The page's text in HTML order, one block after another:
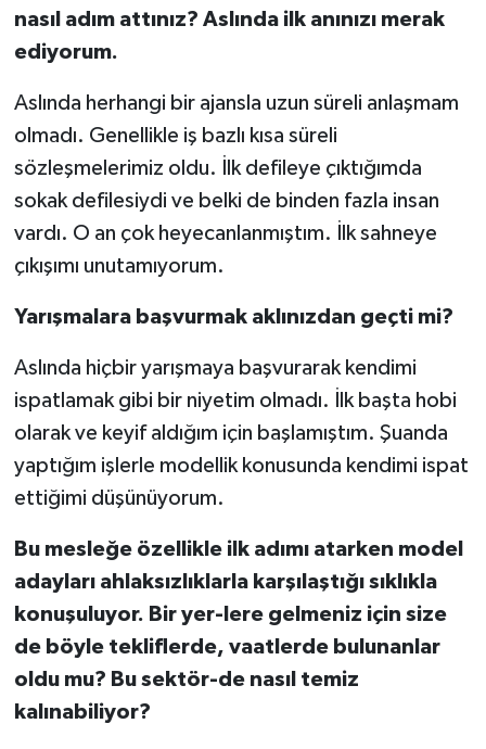
nasıl adım attınız? Aslında ilk anınızı merak
ediyorum.
Aslında herhangi bir ajansla uzun süreli anlaşmam
olmadı. Genellikle iş bazlı kısa süreli
sözleşmelerimiz oldu. İlk defileye çıktığımda
sokak defilesiydi ve belki de binden fazla insan
vardı. O an çok heyecanlanmıştım. İlk sahneye
çıkışımı unutamıyorum.
Yarışmalara başvurmak aklınızdan geçti mi?
Aslında hiçbir yarışmaya başvurarak kendimi
ispatlamak gibi bir niyetim olmadı. İlk başta hobi
olarak ve keyif aldığım için başlamıştım. Şuanda
yaptığım işlerle modellik konusunda kendimi ispat
ettiğimi düşünüyorum.
Bu mesleğe özellikle ilk adımı atarken model
adayları ahlaksızlıklarla karşılaştığı sıklıkla
konuşuluyor. Bir yer-lere gelmeniz için size
de böyle tekliflerde, vaatlerde bulunanlar
oldu mu? Bu sektör-de nasıl temiz
kalınabiliyor?